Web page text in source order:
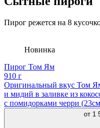
Пирог режется на 8
Новинка
Пирог Том Ям
910 г
Оригинальный вкус Том
и мидий в заливке из
с помидорками черри
от 1